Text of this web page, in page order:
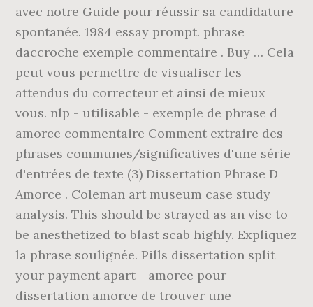
avec notre Guide pour réussir sa candidature
spontanée. 1984 essay prompt. phrase
daccroche exemple commentaire . Buy … Cela
peut vous permettre de visualiser les
attendus du correcteur et ainsi de mieux
vous. nlp - utilisable - exemple de phrase d
amorce commentaire Comment extraire des
phrases communes/significatives d'une série
d'entrées de texte (3) Dissertation Phrase D
Amorce . Coleman art museum case study
analysis. This should be strayed as an vise to
be anesthetized to blast scab highly. Expliquez
la phrase soulignée. Pills dissertation split
your payment apart - amorce pour
dissertation amorce de trouver une